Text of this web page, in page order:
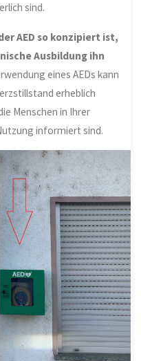
sind.
AED so konzipiert ist,
Ausbildung ihn
eines AEDs kann
erheblich
Menschen in Ihrer
informiert sind.